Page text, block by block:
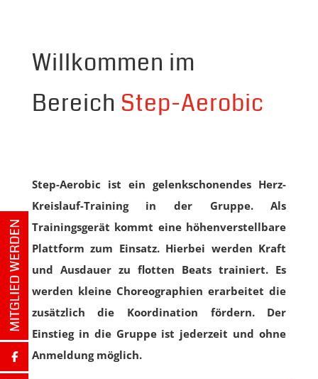
Willkommen im
Bereich Step-Aerobic
Step-Aerobic ist ein gelenkschonendes Herz-
Kreislauf-Training in der Gruppe. Als
Trainingsgerät kommt eine höhenverstellbare
Plattform zum Einsatz. Hierbei werden Kraft
und Ausdauer zu flotten Beats trainiert. Es
werden kleine Choreographien erarbeitet die
zusätzlich die Koordination fördern. Der
Einstieg in die Gruppe ist jederzeit und ohne
Anmeldung möglich.